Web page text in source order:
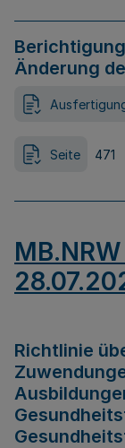
Änderung
Seite 471
Richtlinie